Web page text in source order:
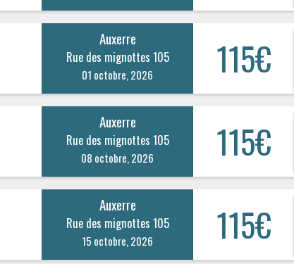
Auxerre
Rue des mignottes 105
01 octobre, 2026 115€
Auxerre
Rue des mignottes 105
08 octobre, 2026 115€
Auxerre
Rue des mignottes 105
15 octobre, 2026 115€